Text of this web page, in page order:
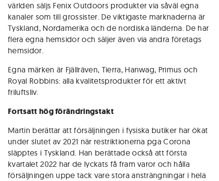
världen säljs Fenix Outdoors produkter via såväl egna
kanaler som till grossister. De viktigaste marknaderna är
Tyskland, Nordamerika och de nordiska länderna. De har
flera egna hemsidor och säljer även via andra företags
hemsidor.
Egna märken är Fjällräven, Tierra, Hanwag, Primus och
Royal Robbins: alla kvalitetsprodukter för ett aktivt
friluftsliv.
Fortsatt hög förändringstakt
Martin berättar att försäljningen i fysiska butiker har ökat
under slutet av 2021 när restriktionerna pga Corona
släpptes i Tyskland. Han berättade också att första
kvartalet 2022 har de lyckats få fram varor och hålla
försäljningen uppe tack vare stora ansträngningar i hela